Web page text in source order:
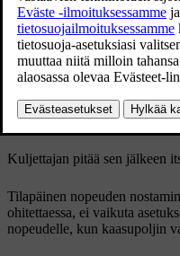
Vakionopeudensäädin
jotakin seuraavista tapahtuu:
Käyttöjarrua painetaan.
Vaihteenvalitsin siirretäänN
Kuljettaja pitää tallennettua
minuutin.
Kuljettajan pitää sen jälkeen
Tilapäinen nopeuden
ohitettaessa, ei vaikuta
nopeudelle, kun kaasupoljin